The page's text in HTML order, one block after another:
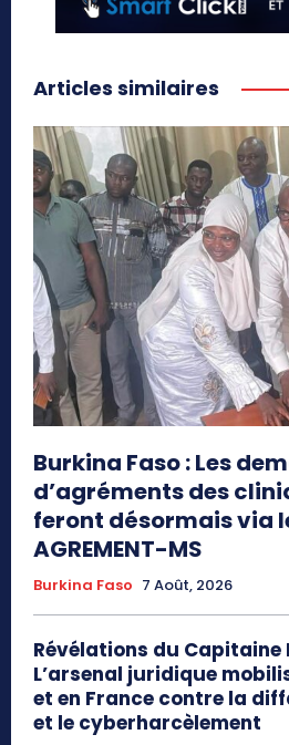
Articles similaires
Burkina Faso : Les
d’agréments des
feront désormais via
AGREMENT-MS
Burkina Faso 7 Août, 2026
Révélations du Capitaine
L’arsenal juridique
et en France contre la
et le cyberharcèlement